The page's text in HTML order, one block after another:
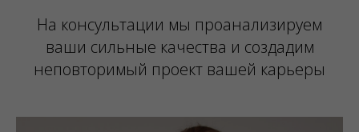
На консультации мы проанализируем
ваши сильные качества и создадим
неповторимый проект вашей карьеры